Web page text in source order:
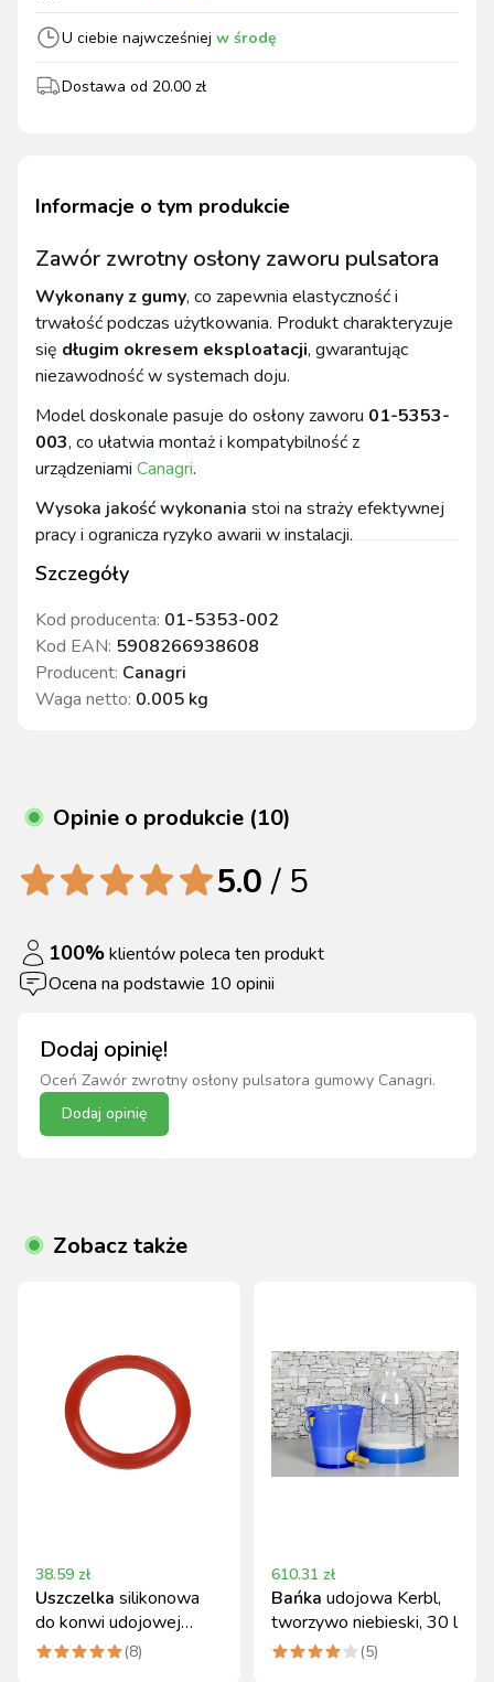
U ciebie najwcześniej w środę
Dostawa od 20.00 zł
Szczegóły
Kod producenta: 01-5353-002
Kod EAN: 5908266938608
Producent: Canagri
Waga netto: 0.005 kg
Informacje o tym produkcie
Zawór zwrotny osłony zaworu pulsatora
Wykonany z gumy, co zapewnia elastyczność i
trwałość podczas użytkowania. Produkt charakteryzuje
się długim okresem eksploatacji, gwarantując
niezawodność w systemach doju.
Model doskonale pasuje do osłony zaworu 01-5353-
003, co ułatwia montaż i kompatybilność z
urządzeniami Canagri.
Wysoka jakość wykonania stoi na straży efektywnej
pracy i ogranicza ryzyko awarii w instalacji.
Opinie o produkcie (10)
Dodaj opinię!
Oceń Zawór zwrotny osłony pulsatora gumowy Canagri.
Dodaj opinię
5.0/ 5
100%klientów poleca ten produkt
Ocena na podstawie 10 opinii
Zobacz także
38.59 zł
Uszczelka silikonowa
do konwi udojowej
nierdzewnej 25 l
(8)
610.31 zł
Bańka udojowa Kerbl,
tworzywo niebieski, 30 l
(5)